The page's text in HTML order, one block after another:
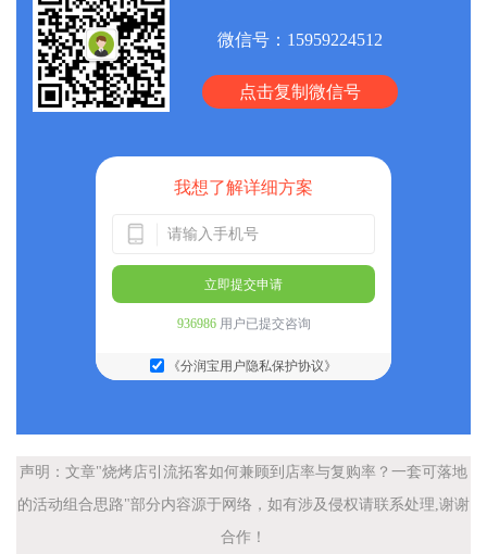
微信号： 15959224512
点击复制微信号
我想了解详细方案
立即提交申请
936986用户已提交咨询
《分润宝用户隐私保护协议》
声明：文章"烧烤店引流拓客如何兼顾到店率与复购率？一套可落地
的活动组合思路"部分内容源于网络，如有涉及侵权请联系处理,谢谢
合作！